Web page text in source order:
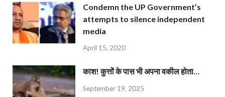
Condemn the UP Government’s
attempts to silence independent
media
April 15, 2020
काश! कुत्तों के पास भी अपना वकील होता…
September 19, 2025